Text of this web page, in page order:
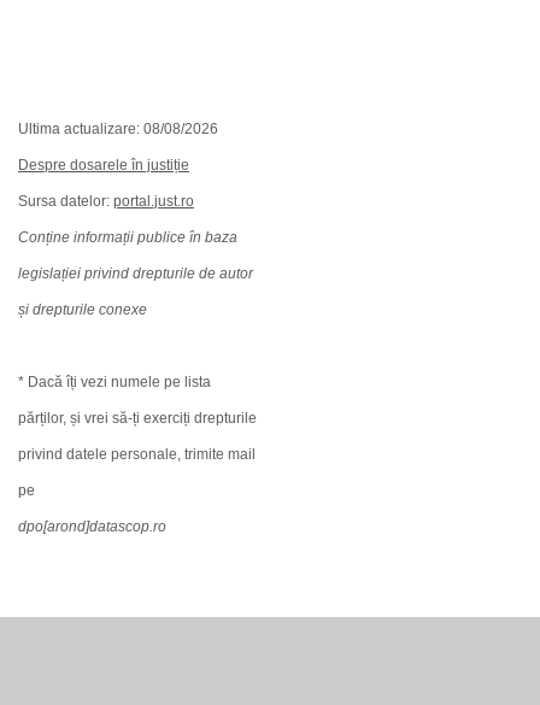
Ultima actualizare: 08/08/2026
Despre dosarele în justiție
Sursa datelor: portal.just.ro
Conține informații publice în baza
legislației privind drepturile de autor
și drepturile conexe
* Dacă îți vezi numele pe lista
părților, și vrei să-ți exerciți drepturile
privind datele personale, trimite mail
pe
dpo[arond]datascop.ro